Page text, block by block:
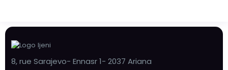
8, rue Sarajevo- Ennasr 1- 2037 Ariana